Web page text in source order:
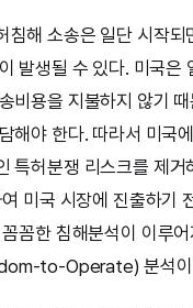
침해 소송은 일단 시작되
발생될 수 있다. 미국은
비용을 지불하지 않기
해야 한다. 따라서 미국
특허분쟁 리스크를 제거
미국 시장에 진출하기
꼼한 침해분석이 이루
to-Operate) 분석이